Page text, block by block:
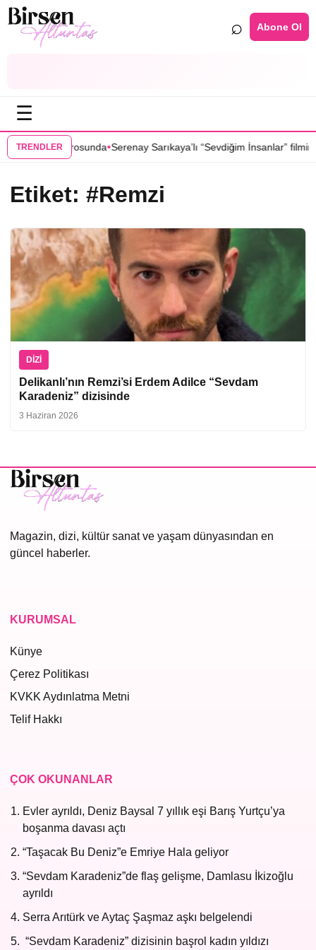
⌕ Abone Ol
☰
TRENDLER
dizisinin kadrosunda•Serenay Sarıkaya’lı “Sevdiğim İnsanlar”
Etiket: #Remzi
DIZI
Delikanlı’nın Remzi’si Erdem Adilce “Sevdam
Karadeniz” dizisinde
3 Haziran 2026
Magazin, dizi, kültür sanat ve yaşam dünyasından en
güncel haberler.
KURUMSAL
Künye
Çerez Politikası
KVKK Aydınlatma Metni
Telif Hakkı
ÇOK OKUNANLAR
Evler ayrıldı, Deniz Baysal 7 yıllık eşi Barış Yurtçu’ya
boşanma davası açtı
“Taşacak Bu Deniz”e Emriye Hala geliyor
“Sevdam Karadeniz”de flaş gelişme, Damlasu İkizoğlu
ayrıldı
Serra Arıtürk ve Aytaç Şaşmaz aşkı belgelendi
“Sevdam Karadeniz” dizisinin başrol kadın yıldızı